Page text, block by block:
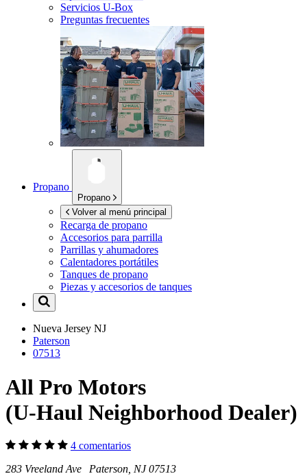
Servicios U-Box
Preguntas frecuentes
Propano
Propano
Volver al menú principal
Recarga de propano
Accesorios para parrilla
Parrillas y ahumadores
Calentadores portátiles
Tanques de propano
Piezas y accesorios de tanques
Nueva Jersey NJ
Paterson
07513
All Pro Motors
(U-Haul Neighborhood Dealer)
4 comentarios
283 Vreeland Ave Paterson, NJ 07513